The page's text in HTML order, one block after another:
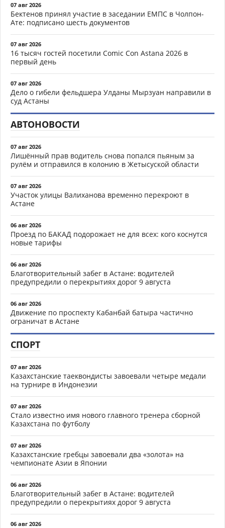
07 авг 2026
Бектенов принял участие в заседании ЕМПС в Чолпон-
Ате: подписано шесть документов
07 авг 2026
16 тысяч гостей посетили Comic Con Astana 2026 в
первый день
07 авг 2026
Дело о гибели фельдшера Улданы Мырзуан направили в
суд Астаны
АВТОНОВОСТИ
07 авг 2026
Лишённый прав водитель снова попался пьяным за
рулём и отправился в колонию в Жетысуской области
07 авг 2026
Участок улицы Валиханова временно перекроют в
Астане
06 авг 2026
Проезд по БАКАД подорожает не для всех: кого коснутся
новые тарифы
06 авг 2026
Благотворительный забег в Астане: водителей
предупредили о перекрытиях дорог 9 августа
06 авг 2026
Движение по проспекту Кабанбай батыра частично
ограничат в Астане
СПОРТ
07 авг 2026
Казахстанские таеквондисты завоевали четыре медали
на турнире в Индонезии
07 авг 2026
Стало известно имя нового главного тренера сборной
Казахстана по футболу
07 авг 2026
Казахстанские гребцы завоевали два «золота» на
чемпионате Азии в Японии
06 авг 2026
Благотворительный забег в Астане: водителей
предупредили о перекрытиях дорог 9 августа
06 авг 2026